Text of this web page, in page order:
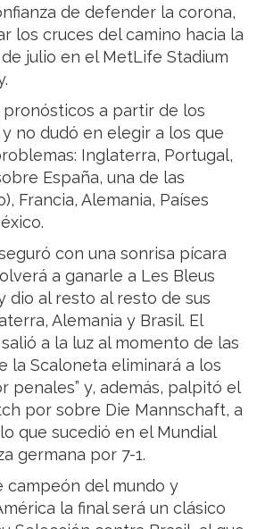
de defender la corona,
los cruces del camino hacia la
julio en el MetLife Stadium
a partir de los
no dudó en elegir a los que
Inglaterra, Portugal,
España, una de las
Francia, Alemania, Países
con una sonrisa pícara
a ganarle a Les Bleus
dio al resto al resto de sus
Alemania y Brasil. El
a la luz al momento de las
la Scaloneta eliminará a los
penales” y, además, palpitó el
por sobre Die Mannschaft, a
que sucedió en el Mundial
germana por 7-1.
campeón del mundo y
la final será un clásico